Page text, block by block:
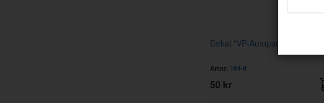
Dekal "VP-Autoparts" blau/weiss
Artnr: 194-8
50 kr